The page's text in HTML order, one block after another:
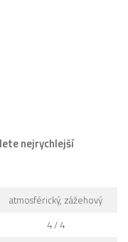
nejrychlejší
atmosférický, zážehový
4 / 4